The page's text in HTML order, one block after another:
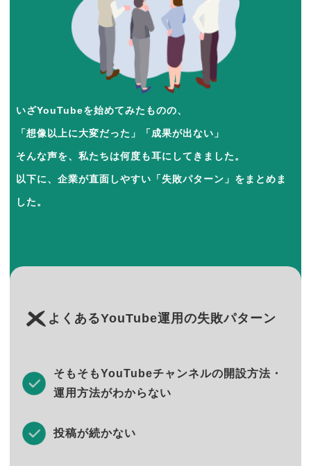
いざYouTubeを始めてみたものの、
「想像以上に大変だった」「成果が出ない」
そんな声を、私たちは何度も耳にしてきました。
以下に、企業が直面しやすい「失敗パターン」をまとめま
した。
よくあるYouTube運用の失敗パターン
そもそもYouTubeチャンネルの開設方法・
運用方法がわからない
投稿が続かない